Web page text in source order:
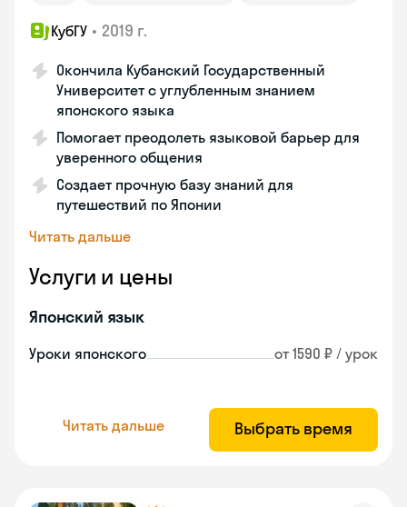
КубГУ • 2019 г.
Окончила Кубанский Государственный
Университет с углубленным знанием
японского языка
Помогает преодолеть языковой барьер для
уверенного общения
Создает прочную базу знаний для
путешествий по Японии
Читать дальше
Услуги и цены
Японский язык
Уроки японского от 1590 ₽ / урок
Читать дальше Выбрать время